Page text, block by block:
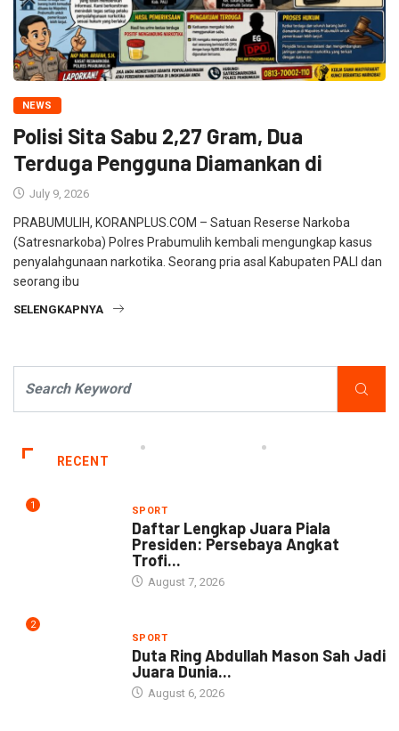
NEWS
Polisi Sita Sabu 2,27 Gram, Dua
Terduga Pengguna Diamankan di
July 9, 2026
PRABUMULIH, KORANPLUS.COM – Satuan Reserse Narkoba
(Satresnarkoba) Polres Prabumulih kembali mengungkap kasus
penyalahgunaan narkotika. Seorang pria asal Kabupaten PALI dan
seorang ibu
SELENGKAPNYA
RECENT
1 SPORT
Daftar Lengkap Juara Piala
Presiden: Persebaya Angkat
Trofi...
August 7, 2026
2
SPORT
Duta Ring Abdullah Mason Sah Jadi
Juara Dunia...
August 6, 2026